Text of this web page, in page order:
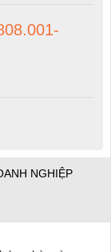
NGHIỆP